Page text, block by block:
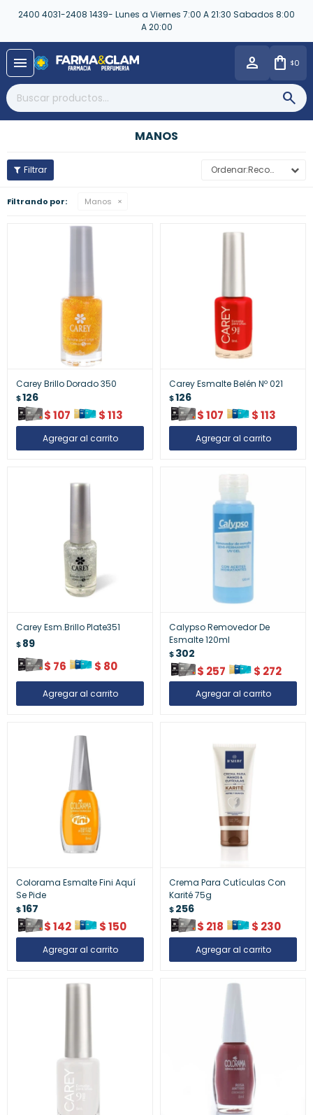
2400 4031-2408 1439- Lunes a Viernes 7:00 A 21:30 Sabados 8:00
A 20:00
menu $0
MANOS
Recomendados
Filtrando por: Manos
Carey Brillo Dorado 350
$126
$107 $113
Carey Esmalte Belén Nº 021
$126
$107 $113
Carey Esm.Brillo Plate351
$89
$ 76 $ 80
Calypso Removedor De
Esmalte 120ml
$302
$ 257 $ 272
Colorama Esmalte Fini Aquí
Se Pide
$167
$142 $150
Crema Para Cutículas Con
Karité 75g
$256
$ 218 $ 230